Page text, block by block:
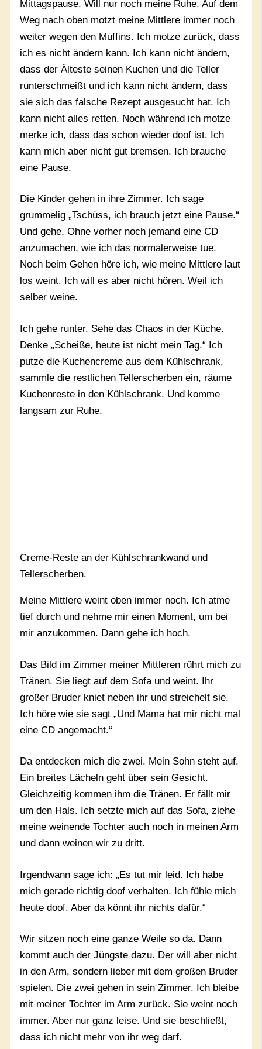
Mittagspause. Will nur noch meine Ruhe. Auf dem
Weg nach oben motzt meine Mittlere immer noch
weiter wegen den Muffins. Ich motze zurück, dass
ich es nicht ändern kann. Ich kann nicht ändern,
dass der Älteste seinen Kuchen und die Teller
runterschmeißt und ich kann nicht ändern, dass
sie sich das falsche Rezept ausgesucht hat. Ich
kann nicht alles retten. Noch während ich motze
merke ich, dass das schon wieder doof ist. Ich
kann mich aber nicht gut bremsen. Ich brauche
eine Pause.
Die Kinder gehen in ihre Zimmer. Ich sage
grummelig „Tschüss, ich brauch jetzt eine Pause.“
Und gehe. Ohne vorher noch jemand eine CD
anzumachen, wie ich das normalerweise tue.
Noch beim Gehen höre ich, wie meine Mittlere laut
los weint. Ich will es aber nicht hören. Weil ich
selber weine.
Ich gehe runter. Sehe das Chaos in der Küche.
Denke „Scheiße, heute ist nicht mein Tag.“ Ich
putze die Kuchencreme aus dem Kühlschrank,
sammle die restlichen Tellerscherben ein, räume
Kuchenreste in den Kühlschrank. Und komme
langsam zur Ruhe.
Creme-Reste an der Kühlschrankwand und
Tellerscherben.
Meine Mittlere weint oben immer noch. Ich atme
tief durch und nehme mir einen Moment, um bei
mir anzukommen. Dann gehe ich hoch.
Das Bild im Zimmer meiner Mittleren rührt mich zu
Tränen. Sie liegt auf dem Sofa und weint. Ihr
großer Bruder kniet neben ihr und streichelt sie.
Ich höre wie sie sagt „Und Mama hat mir nicht mal
eine CD angemacht.“
Da entdecken mich die zwei. Mein Sohn steht auf.
Ein breites Lächeln geht über sein Gesicht.
Gleichzeitig kommen ihm die Tränen. Er fällt mir
um den Hals. Ich setzte mich auf das Sofa, ziehe
meine weinende Tochter auch noch in meinen Arm
und dann weinen wir zu dritt.
Irgendwann sage ich: „Es tut mir leid. Ich habe
mich gerade richtig doof verhalten. Ich fühle mich
heute doof. Aber da könnt ihr nichts dafür.“
Wir sitzen noch eine ganze Weile so da. Dann
kommt auch der Jüngste dazu. Der will aber nicht
in den Arm, sondern lieber mit dem großen Bruder
spielen. Die zwei gehen in sein Zimmer. Ich bleibe
mit meiner Tochter im Arm zurück. Sie weint noch
immer. Aber nur ganz leise. Und sie beschließt,
dass ich nicht mehr von ihr weg darf.